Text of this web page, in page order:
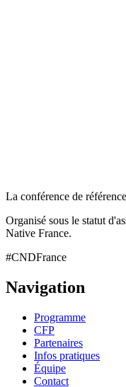
La conférence de
Organisé sous le statut
Native France.
#CNDFrance
Navigation
Programme
CFP
Partenaires
Infos pratiques
Équipe
Contact